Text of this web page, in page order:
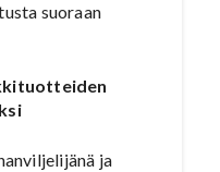
suoraan
ja